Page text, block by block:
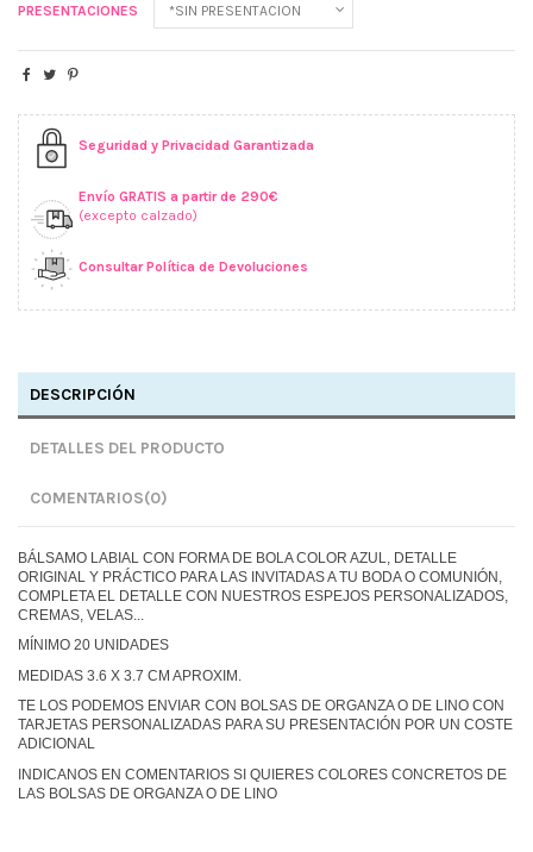
PRESENTACIONES
Seguridad y Privacidad Garantizada
Envío GRATIS a partir de 290€
(excepto calzado)
Consultar Política de Devoluciones
DESCRIPCIÓN
DETALLES DEL PRODUCTO
COMENTARIOS(0)
BÁLSAMO LABIAL CON FORMA DE BOLA COLOR AZUL, DETALLE
ORIGINAL Y PRÁCTICO PARA LAS INVITADAS A TU BODA O COMUNIÓN,
COMPLETA EL DETALLE CON NUESTROS ESPEJOS PERSONALIZADOS,
CREMAS, VELAS...
MÍNIMO 20 UNIDADES
MEDIDAS 3.6 X 3.7 CM APROXIM.
TE LOS PODEMOS ENVIAR CON BOLSAS DE ORGANZA O DE LINO CON
TARJETAS PERSONALIZADAS PARA SU PRESENTACIÓN POR UN COSTE
ADICIONAL
INDICANOS EN COMENTARIOS SI QUIERES COLORES CONCRETOS DE
LAS BOLSAS DE ORGANZA O DE LINO